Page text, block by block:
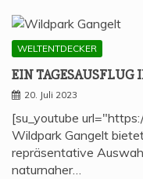
WELTENTDECKER
EIN TAGES­AUS­FLUG
20. Juli 2023
[su_youtube
Wildpark Gangelt
repräsentative
naturnaher…